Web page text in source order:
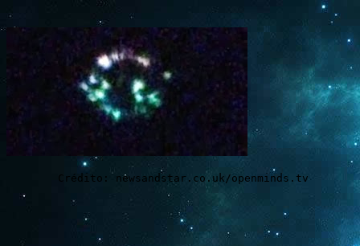
Crédito: newsandstar.co.uk/openminds.tv